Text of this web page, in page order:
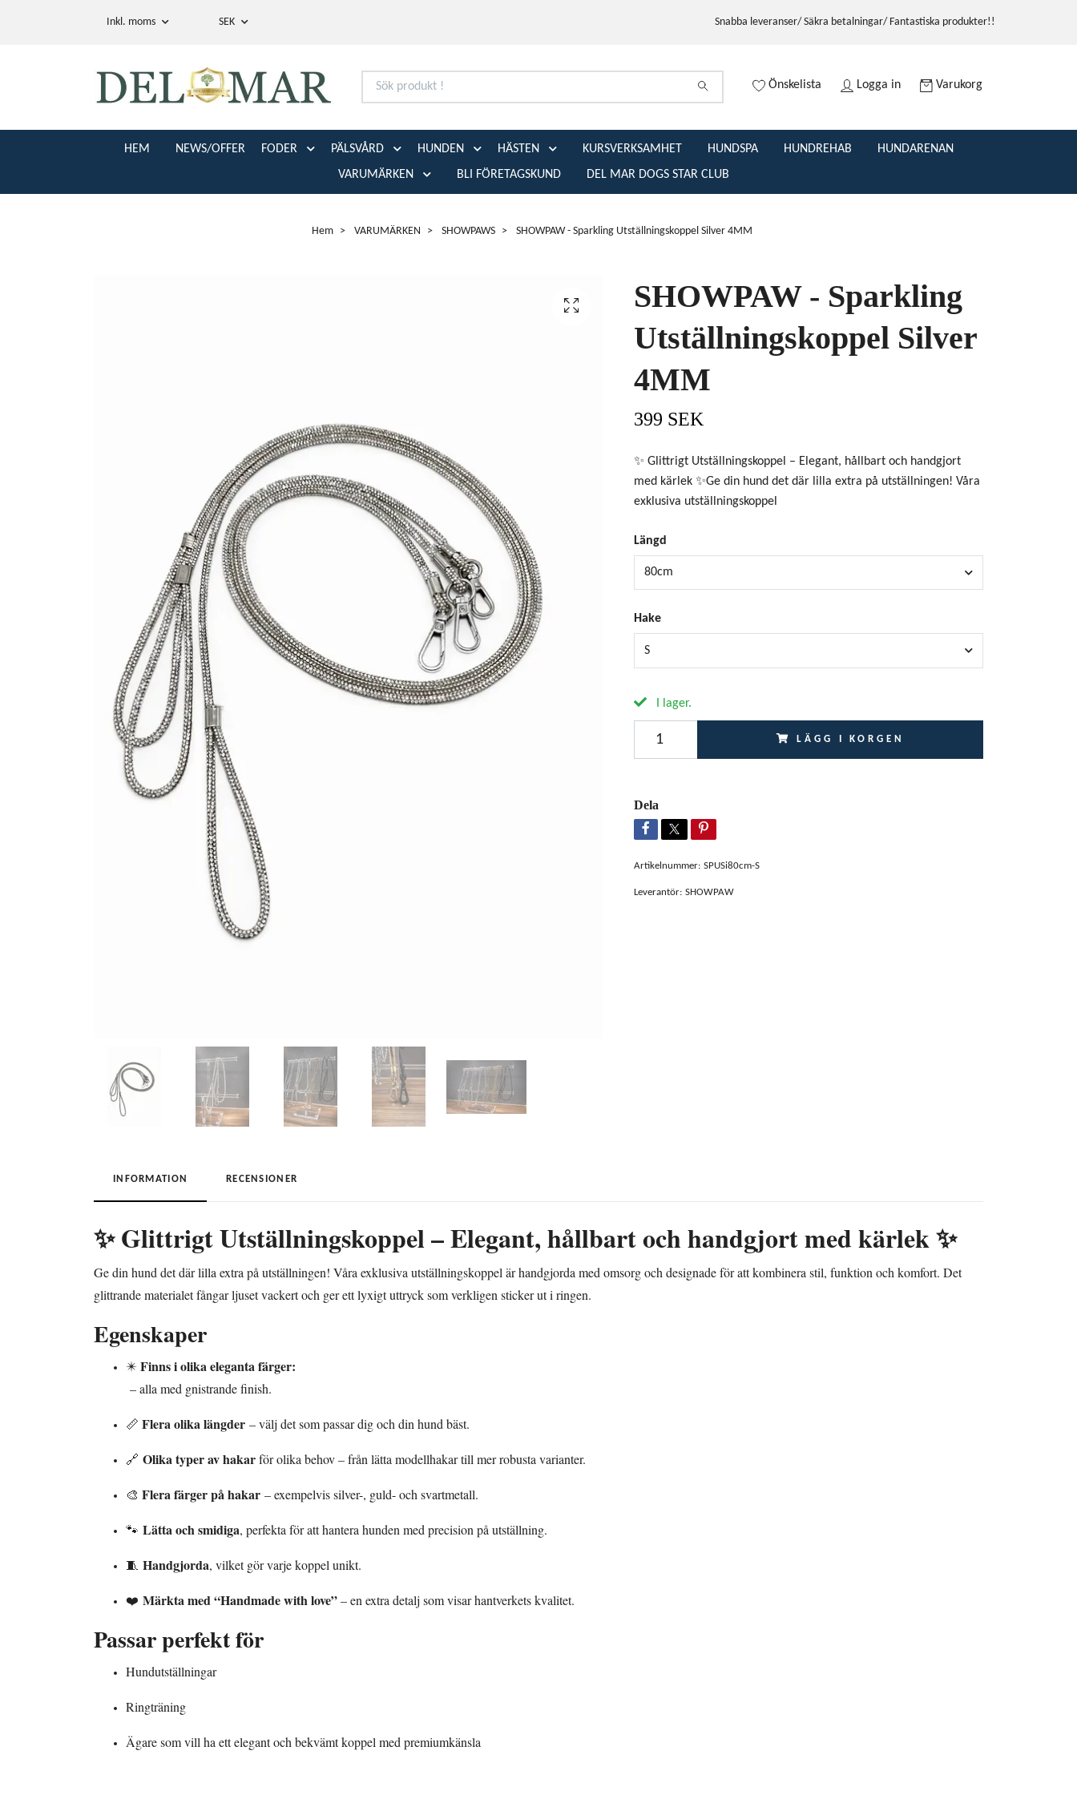
Inkl. moms SEK Snabba leveranser/ Säkra betalningar/ Fantastiska produkter!!
Önskelista Logga in Varukorg
HEM NEWS/OFFER FODER PÄLSVÅRD HUNDEN HÄSTEN KURSVERKSAMHET HUNDSPA HUNDREHAB
HUNDARENAN
VARUMÄRKEN
BLI FÖRETAGSKUND DEL MAR DOGS STAR CLUB
Hem VARUMÄRKEN SHOWPAWS SHOWPAW - Sparkling Utställningskoppel Silver 4MM
SHOWPAW - Sparkling
Utställningskoppel Silver
4MM
399 SEK
✨ Glittrigt Utställningskoppel – Elegant, hållbart och handgjort
med kärlek ✨Ge din hund det där lilla extra på utställningen! Våra
exklusiva utställningskoppel
Längd
80cm
Hake
S
I lager.
LÄGG I KORGEN
Dela
Artikelnummer: SPUSi80cm-S
Leverantör: SHOWPAW
INFORMATION RECENSIONER
✨ Glittrigt Utställningskoppel – Elegant, hållbart och handgjort med kärlek ✨
Ge din hund det där lilla extra på utställningen! Våra exklusiva utställningskoppel är handgjorda med omsorg och designade för att kombinera stil, funktion och komfort. Det
glittrande materialet fångar ljuset vackert och ger ett lyxigt uttryck som verkligen sticker ut i ringen.
Egenskaper
✴️ Finns i olika eleganta färger:
– alla med gnistrande finish.
📏 Flera olika längder – välj det som passar dig och din hund bäst.
🔗 Olika typer av hakarför olika behov – från lätta modellhakar till mer robusta varianter.
🎨 Flera färger på hakar – exempelvis silver-, guld- och svartmetall.
🐾 Lätta och smidiga, perfekta för att hantera hunden med precision på utställning.
🧵 Handgjorda, vilket gör varje koppel unikt.
❤️ Märkta med “Handmade with love”– en extra detalj som visar hantverkets kvalitet.
Passar perfekt för
Hundutställningar
Ringträning
Ägare som vill ha ett elegant och bekvämt koppel med premiumkänsla